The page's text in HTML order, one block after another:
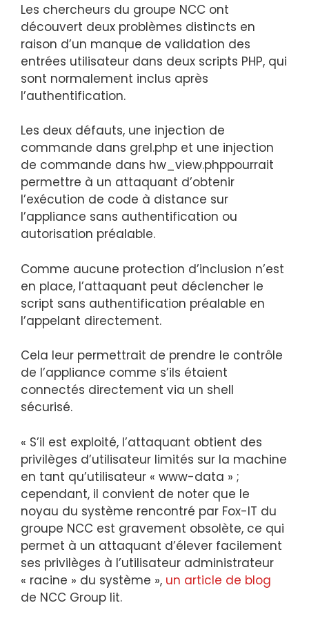
Les chercheurs du groupe NCC ont
découvert deux problèmes distincts en
raison d’un manque de validation des
entrées utilisateur dans deux scripts PHP, qui
sont normalement inclus après
l’authentification.
Les deux défauts, une injection de
commande dans grel.php et une injection
de commande dans hw_view.phppourrait
permettre à un attaquant d’obtenir
l’exécution de code à distance sur
l’appliance sans authentification ou
autorisation préalable.
Comme aucune protection d’inclusion n’est
en place, l’attaquant peut déclencher le
script sans authentification préalable en
l’appelant directement.
Cela leur permettrait de prendre le contrôle
de l’appliance comme s’ils étaient
connectés directement via un shell
sécurisé.
« S’il est exploité, l’attaquant obtient des
privilèges d’utilisateur limités sur la machine
en tant qu’utilisateur « www-data » ;
cependant, il convient de noter que le
noyau du système rencontré par Fox-IT du
groupe NCC est gravement obsolète, ce qui
permet à un attaquant d’élever facilement
ses privilèges à l’utilisateur administrateur
« racine » du système », un article de blog
de NCC Group lit.